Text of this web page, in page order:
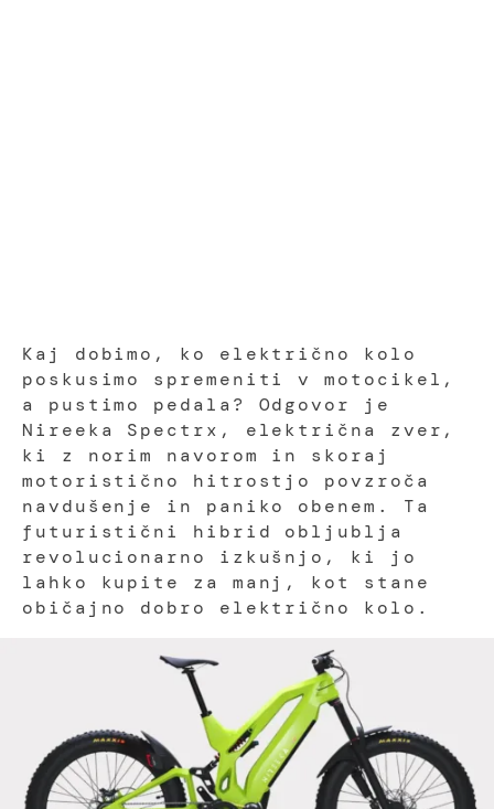
Kaj dobimo, ko električno kolo
poskusimo spremeniti v motocikel,
a pustimo pedala? Odgovor je
Nireeka Spectrx, električna zver,
ki z norim navorom in skoraj
motoristično hitrostjo povzroča
navdušenje in paniko obenem. Ta
futuristični hibrid obljublja
revolucionarno izkušnjo, ki jo
lahko kupite za manj, kot stane
običajno dobro električno kolo.